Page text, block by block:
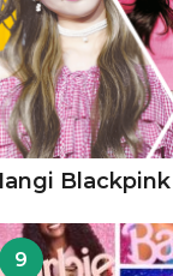
Blackpink
9